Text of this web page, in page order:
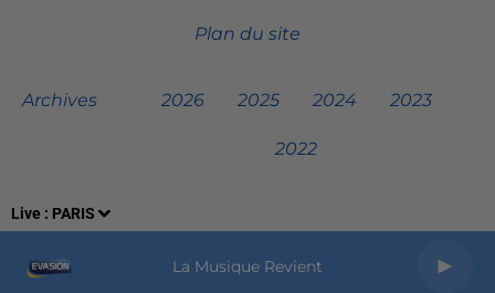
Live : PARIS
La Musique Revient
Plan du site
Archives 2026 2025 2024 2023
2022